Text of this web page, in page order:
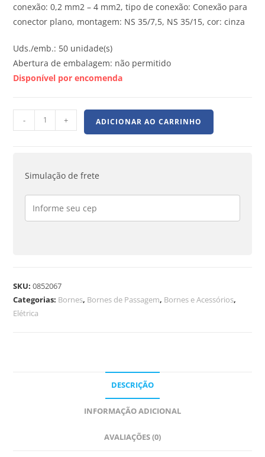
conexão: 0,2 mm2 – 4 mm2, tipo de conexão: Conexão para
conector plano, montagem: NS 35/7,5, NS 35/15, cor: cinza
Uds./emb.: 50 unidade(s)
Abertura de embalagem: não permitido
Disponível por encomenda
- + ADICIONAR AO CARRINHO
Simulação de frete
SKU:0852067
Categorias: Bornes, Bornes de Passagem, Bornes e Acessórios,
Elétrica
DESCRIÇÃO
INFORMAÇÃO ADICIONAL
AVALIAÇÕES (0)